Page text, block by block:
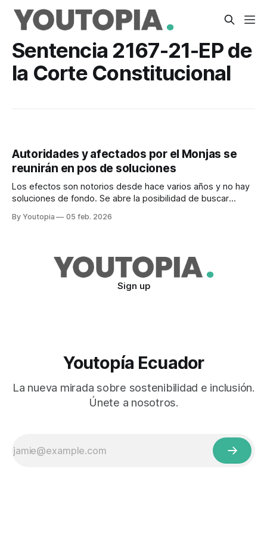
Sentencia 2167-21-EP de
la Corte Constitucional
Autoridades y afectados por el Monjas se
reunirán en pos de soluciones
Los efectos son notorios desde hace varios años y no hay
soluciones de fondo. Se abre la posibilidad de buscar
Constitucional.
By Youtopia 05 feb. 2026
Sign up
Youtopía Ecuador
La nueva mirada sobre sostenibilidad e inclusión.
Únete a nosotros.